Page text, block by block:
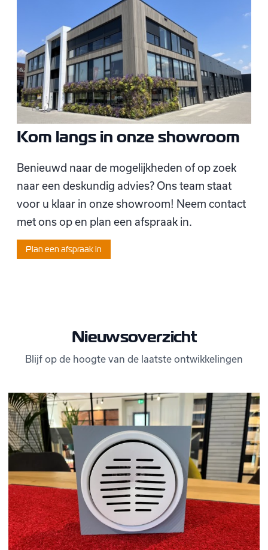
Kom langs in onze showroom
Benieuwd naar de mogelijkheden of op zoek
naar een deskundig advies? Ons team staat
voor u klaar in onze showroom! Neem contact
met ons op en plan een afspraak in.
Plan een afspraak in
Nieuwsoverzicht
Blijf op de hoogte van de laatste ontwikkelingen